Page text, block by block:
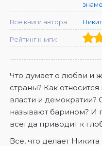
Все книги автора:
Рейтинг книги:
Что думает о любви и
страны? Как
власти и демократии?
называют барином? И
всегда приводит к
Все, что делает